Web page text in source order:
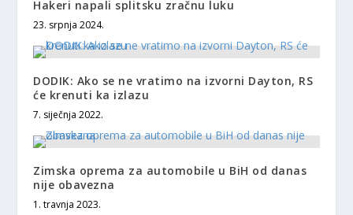
Hakeri napali splitsku zračnu luku
23. srpnja 2024.
DODIK: Ako se ne vratimo na izvorni Dayton, RS
će krenuti ka izlazu
7. siječnja 2022.
Zimska oprema za automobile u BiH od danas
nije obavezna
1. travnja 2023.